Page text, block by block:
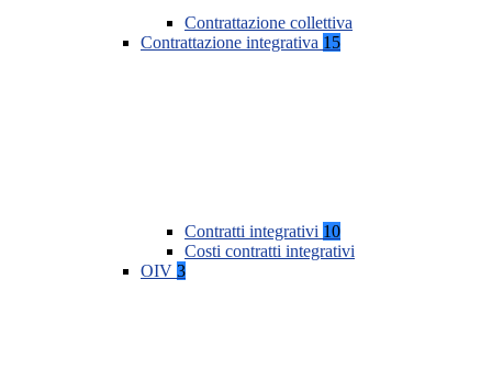
Contrattazione collettiva
Contrattazione integrativa 15
Contratti integrativi 10
Costi contratti integrativi
OIV 3